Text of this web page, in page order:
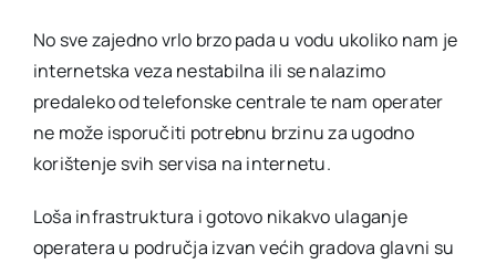
No sve zajedno vrlo brzo pada u vodu ukoliko nam je
internetska veza nestabilna ili se nalazimo
predaleko od telefonske centrale te nam operater
ne može isporučiti potrebnu brzinu za ugodno
korištenje svih servisa na internetu.
Loša infrastruktura i gotovo nikakvo ulaganje
operatera u područja izvan većih gradova glavni su